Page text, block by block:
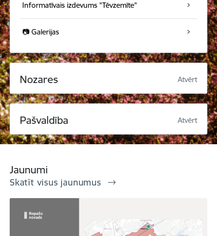
Informatīvais izdevums "Tēvzemīte"
📷 Galerijas
Nozares Atvērt
Pašvaldība Atvērt
Jaunumi
Skatīt visus jaunumus